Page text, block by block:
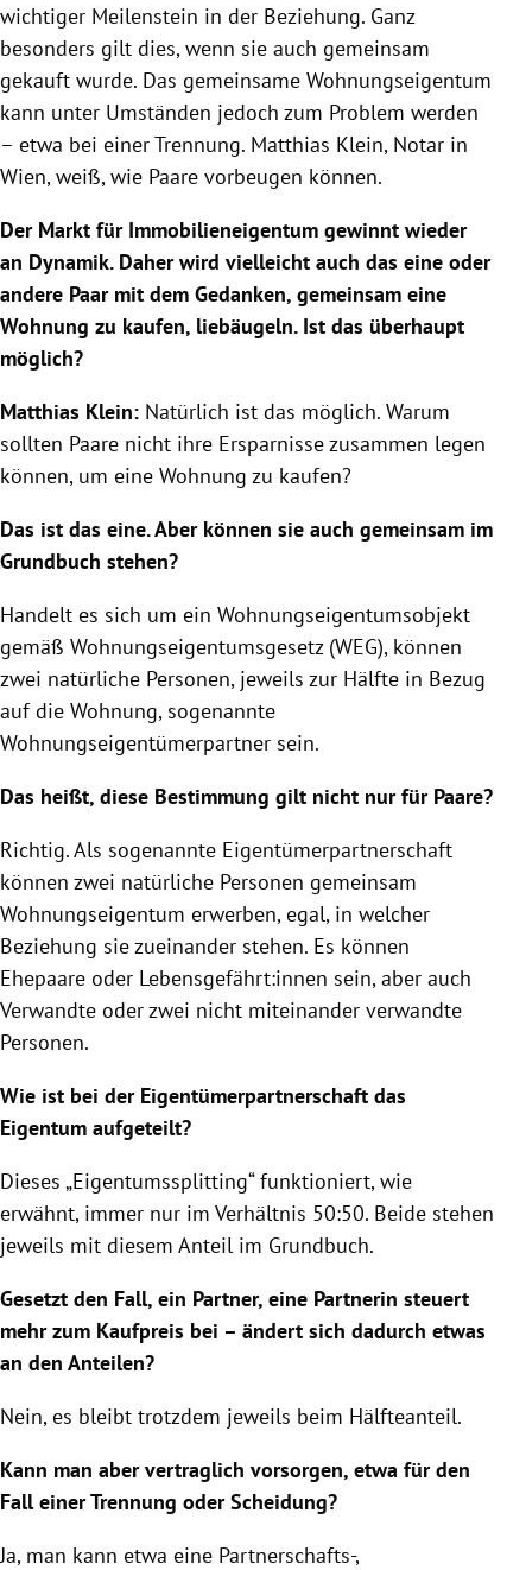
Untermenü
wichtiger Meilenstein in der Beziehung. Ganz
besonders gilt dies, wenn sie auch gemeinsam
gekauft wurde. Das gemeinsame Wohnungseigentum
kann unter Umständen jedoch zum Problem werden
– etwa bei einer Trennung. Matthias Klein, Notar in
Wien, weiß, wie Paare vorbeugen können.
Der Markt für Immobilieneigentum gewinnt wieder
an Dynamik. Daher wird vielleicht auch das eine oder
andere Paar mit dem Gedanken, gemeinsam eine
Wohnung zu kaufen, liebäugeln. Ist das überhaupt
möglich?
Matthias Klein: Natürlich ist das möglich. Warum
sollten Paare nicht ihre Ersparnisse zusammen legen
können, um eine Wohnung zu kaufen?
Das ist das eine. Aber können sie auch gemeinsam im
Grundbuch stehen?
Handelt es sich um ein Wohnungseigentumsobjekt
gemäß Wohnungseigentumsgesetz (WEG), können
zwei natürliche Personen, jeweils zur Hälfte in Bezug
auf die Wohnung, sogenannte
Wohnungseigentümerpartner sein.
Das heißt, diese Bestimmung gilt nicht nur für Paare?
Richtig. Als sogenannte Eigentümerpartnerschaft
können zwei natürliche Personen gemeinsam
Wohnungseigentum erwerben, egal, in welcher
Beziehung sie zueinander stehen. Es können
Ehepaare oder Lebensgefährt:innen sein, aber auch
Verwandte oder zwei nicht miteinander verwandte
Personen.
Wie ist bei der Eigentümerpartnerschaft das
Eigentum aufgeteilt?
Dieses „Eigentumssplitting“ funktioniert, wie
erwähnt, immer nur im Verhältnis 50:50. Beide stehen
jeweils mit diesem Anteil im Grundbuch.
Gesetzt den Fall, ein Partner, eine Partnerin steuert
mehr zum Kaufpreis bei – ändert sich dadurch etwas
an den Anteilen?
Nein, es bleibt trotzdem jeweils beim Hälfteanteil.
Kann man aber vertraglich vorsorgen, etwa für den
Fall einer Trennung oder Scheidung?
Ja, man kann etwa eine Partnerschafts-,